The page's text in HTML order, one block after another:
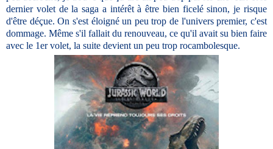
dernier volet de la saga a intérêt à être bien ficelé sinon, je risque
d'être déçue. On s'est éloigné un peu trop de l'univers premier, c'est
dommage. Même s'il fallait du renouveau, ce qu'il avait su bien faire
avec le 1er volet, la suite devient un peu trop rocambolesque.